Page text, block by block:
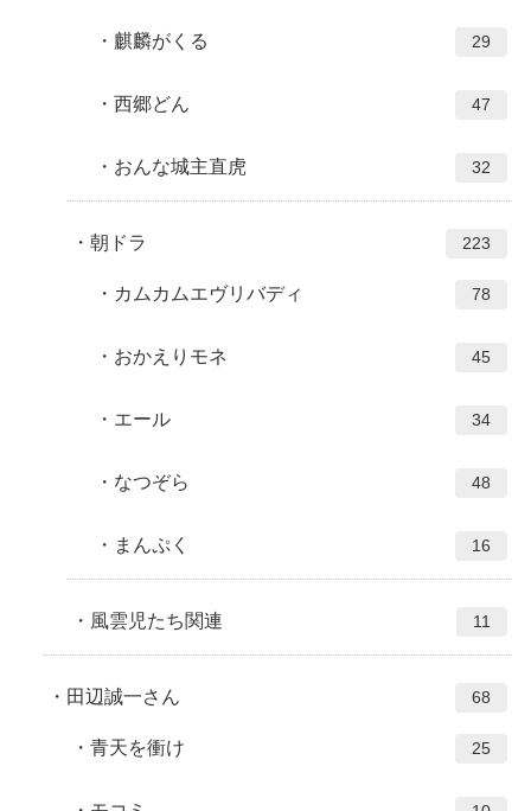
麒麟がくる 29
西郷どん 47
おんな城主直虎 32
朝ドラ 223
カムカムエヴリバディ 78
おかえりモネ 45
エール 34
なつぞら 48
まんぷく 16
風雲児たち関連 11
田辺誠一さん 68
青天を衝け 25